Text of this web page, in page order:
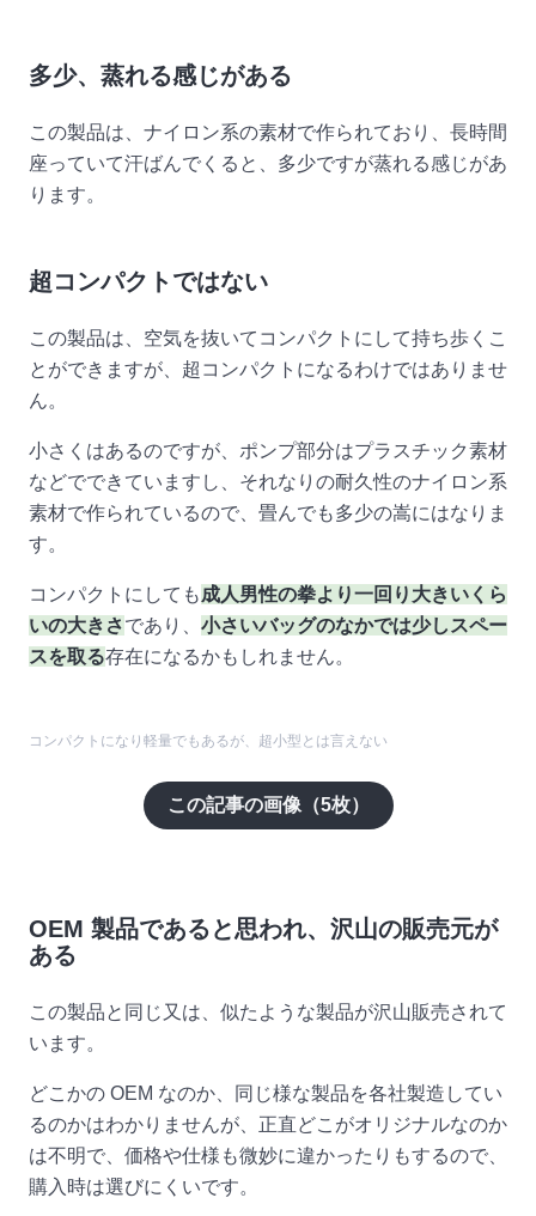
多少、蒸れる感じがある
この製品は、ナイロン系の素材で作られており、長時間
座っていて汗ばんでくると、多少ですが蒸れる感じがあ
ります。
超コンパクトではない
この製品は、空気を抜いてコンパクトにして持ち歩くこ
とができますが、超コンパクトになるわけではありませ
ん。
小さくはあるのですが、ポンプ部分はプラスチック素材
などでできていますし、それなりの耐久性のナイロン系
素材で作られているので、畳んでも多少の嵩にはなりま
す。
コンパクトにしても成人男性の拳より一回り大きいくら
いの大きさであり、 小さいバッグのなかでは少しスペー
スを取る存在になるかもしれません。
コンパクトになり軽量でもあるが、超小型とは言えない
この記事の画像（5枚）
OEM 製品であると思われ、沢山の販売元が
ある
この製品と同じ又は、似たような製品が沢山販売されて
います。
どこかの OEM なのか、同じ様な製品を各社製造してい
るのかはわかりませんが、正直どこがオリジナルなのか
は不明で、価格や仕様も微妙に違かったりもするので、
購入時は選びにくいです。